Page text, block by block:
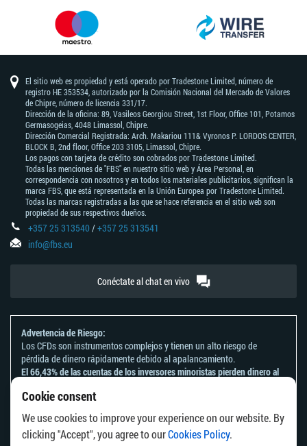
Cookie consent
We use cookies to improve your experience on our website. By
clicking "Accept", you agree to ourCookies Policy.
El sitio web es propiedad y está operado por Tradestone Limited, número de
registro HE 353534, autorizado por la Comisión Nacional del Mercado de Valores
de Chipre, número de licencia 331/17.
Dirección de la oficina: 89, Vasileos Georgiou Street, 1st Floor, Office 101, Potamos
Germasogeias, 4048 Limassol, Chipre.
Dirección Comercial Registrada: Arch. Makariou 111& Vyronos Р. LORDOS CENTER,
BLOCK В, 2nd floor, Office 203 3105, Limassol, Chipre.
Los pagos con tarjeta de crédito son cobrados por Tradestone Limited.
Todas las menciones de "FBS" en nuestro sitio web y Área Personal, en
correspondencia con nosotros y en todos los materiales publicitarios, significan la
marca FBS, que está representada en la Unión Europea por Tradestone Limited.
Todas las marcas registradas a las que se hace referencia en el sitio web son
propiedad de sus respectivos dueños.
+357 25 313540/+357 25 313541
info@fbs.eu
Conéctate al chat en vivo
Advertencia de Riesgo:
Los CFDs son instrumentos complejos y tienen un alto riesgo de
pérdida de dinero rápidamente debido al apalancamiento.
El 66,43% de las cuentas de los inversores minoristas pierden dinero al
Deberías tener en consideración si comprendes el funcionamiento de
los CFDs y si puedes darte el lujo de arriesgarte a perder tu dinero.
Por favor consulta nuestraDeclaración y Divulgación de Riesgos.
La información en este sitio web no está dirigida a ningún residente de